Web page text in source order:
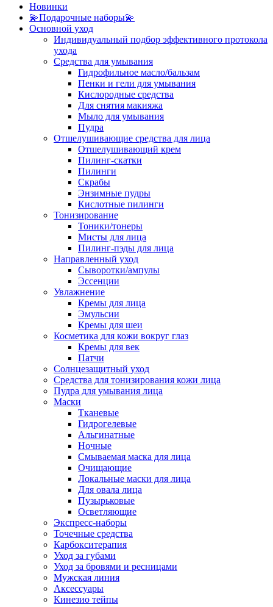
Новинки
💫Подарочные наборы💫
Основной уход
Индивидуальный подбор эффективного протокола
ухода
Средства для умывания
Гидрофильное масло/бальзам
Пенки и гели для умывания
Кислородные средства
Для снятия макияжа
Мыло для умывания
Пудра
Отшелушивающие средства для лица
Отшелушивающий крем
Пилинг-скатки
Пилинги
Скрабы
Энзимные пудры
Кислотные пилинги
Тонизирование
Тоники/тонеры
Мисты для лица
Пилинг-пэды для лица
Направленный уход
Сыворотки/ампулы
Эссенции
Увлажнение
Кремы для лица
Эмульсии
Кремы для шеи
Косметика для кожи вокруг глаз
Кремы для век
Патчи
Солнцезащитный уход
Средства для тонизирования кожи лица
Пудра для умывания лица
Маски
Тканевые
Гидрогелевые
Альгинатные
Ночные
Смываемая маска для лица
Очищающие
Локальные маски для лица
Для овала лица
Пузырьковые
Осветляющие
Экспресс-наборы
Точечные средства
Карбокситерапия
Уход за губами
Уход за бровями и ресницами
Мужская линия
Аксессуары
Кинезио тейпы